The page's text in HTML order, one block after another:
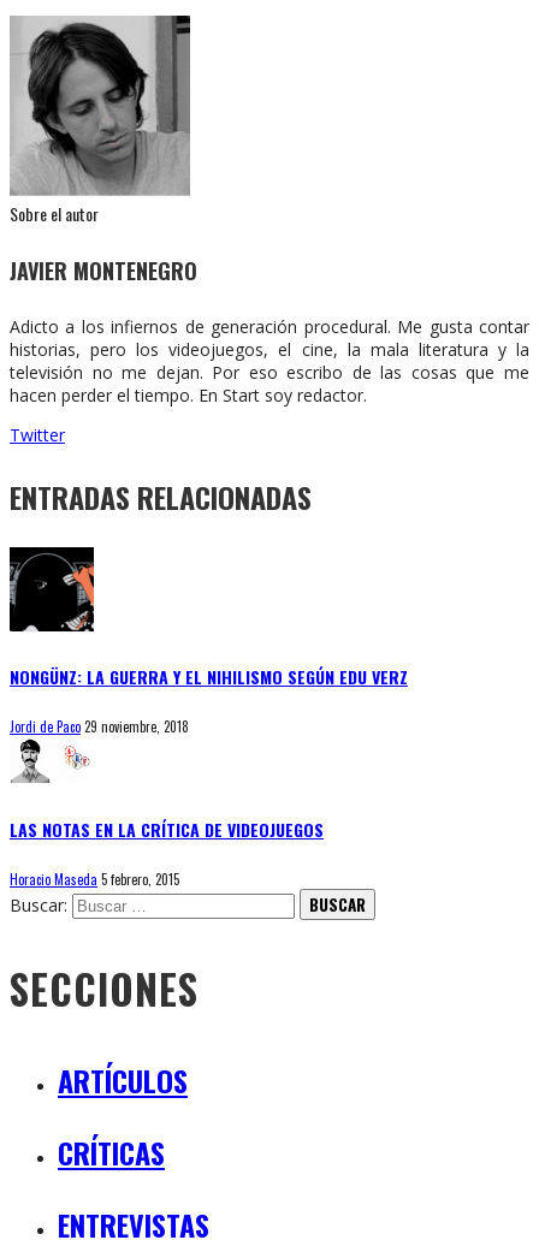
Sobre el autor
JAVIER MONTENEGRO
Adicto a los infiernos de generación procedural. Me gusta contar
historias, pero los videojuegos, el cine, la mala literatura y la
televisión no me dejan. Por eso escribo de las cosas que me
hacen perder el tiempo. En Start soy redactor.
Twitter
ENTRADAS RELACIONADAS
NONGÜNZ: LA GUERRA Y EL NIHILISMO SEGÚN EDU VERZ
Jordi de Paco29 noviembre, 2018
LAS NOTAS EN LA CRÍTICA DE VIDEOJUEGOS
Horacio Maseda 5 febrero, 2015
Buscar:
SECCIONES
ARTÍCULOS
CRÍTICAS
ENTREVISTAS